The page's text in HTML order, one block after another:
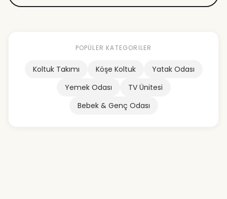
POPÜLER KATEGORILER
Koltuk Takımı Köşe Koltuk
Yatak Odası
Yemek Odası
TV Ünitesi
Bebek & Genç Odası